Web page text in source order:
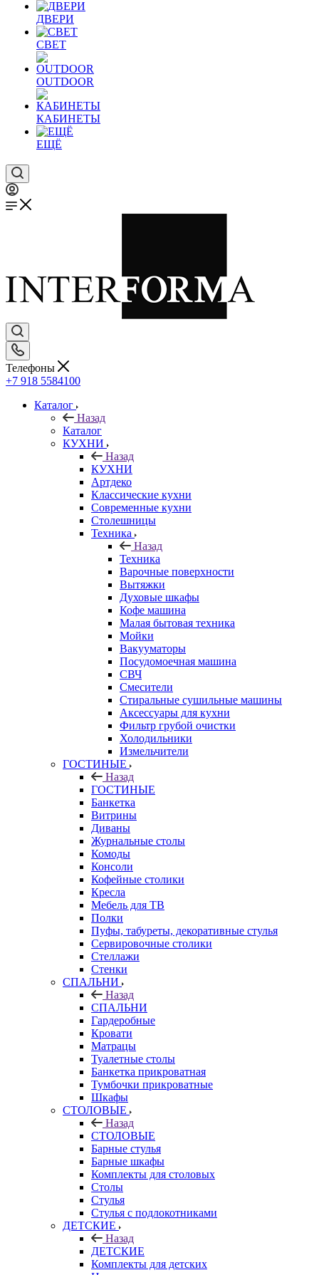
ДВЕРИ
СВЕТ
OUTDOOR
КАБИНЕТЫ
ЕЩЁ
Телефоны
+7 918 5584100
Каталог
Назад
Каталог
КУХНИ
Назад
КУХНИ
Артдеко
Классические кухни
Современные кухни
Столешницы
Техника
Назад
Техника
Варочные поверхности
Вытяжки
Духовые шкафы
Кофе машина
Малая бытовая техника
Мойки
Вакууматоры
Посудомоечная машина
СВЧ
Смесители
Стиральные сушильные машины
Аксессуары для кухни
Фильтр грубой очистки
Холодильники
Измельчители
ГОСТИНЫЕ
Назад
ГОСТИНЫЕ
Банкетка
Витрины
Диваны
Журнальные столы
Комоды
Консоли
Кофейные столики
Кресла
Мебель для ТВ
Полки
Пуфы, табуреты, декоративные стулья
Сервировочные столики
Стеллажи
Стенки
СПАЛЬНИ
Назад
СПАЛЬНИ
Гардеробные
Кровати
Матрацы
Туалетные столы
Банкетка прикроватная
Тумбочки прикроватные
Шкафы
СТОЛОВЫЕ
Назад
СТОЛОВЫЕ
Барные стулья
Барные шкафы
Комплекты для столовых
Столы
Стулья
Стулья с подлокотниками
ДЕТСКИЕ
Назад
ДЕТСКИЕ
Комплекты для детских